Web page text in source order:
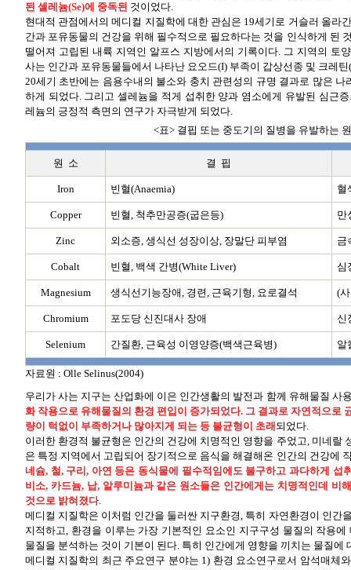
된 셀레늄(Se)에 중독된 것이었다.
현대적 관점에서의 메디컬 지질학에 대한 관심은 19세기로 거슬러 올라
간과 포유동물의 건강을 위해 필수적으로 필요하다는 것을 인식하게 된
떨어져 고립된 내륙 지역인 알프스 지방에서의 기록이다. 그 지역의 토
사는 인간과 포유동물들에서 나타난 요오드(I) 부족이 갑상선종 및 크레
20세기 초반에는 음용수내의 불소와 충치 관련성의 규명 결과로 많은
하게 되었다. 그리고 셀레늄을 적게 섭취한 양과 염소에게 유발된 심근
레늄의 긍정적 측면의 연구가 자극받게 되었다.
<표> 결핍 또는 중도기의 질병을 유발하는
원 소 결 핍
Iron 빈혈(Anaemia) 혈
Copper 빈혈, 척추만공증(굽은등) 만
Zinc 외소증, 생식선 성장이상, 장말단 피부염 금
Cobalt 빈혈, 백색 간병(White Liver) 심
Magnesium 생식선기능장애, 경련, 근육기형, 요로결석 (
Chromium 포도당 신진대사 장애 신
Selenium 간질환, 근육성 이영양증(백색근육병) 알
자료원 : Olle Selinus(2004)
우리가 사는 지구는 산업화에 이은 인간생활의 발전과 함께 유해물질 사
화 작용으로 유해물질의 환경 편입이 증가되었다. 그 결과로 자연적으로
량이 턱없이 부족하거나 많아지게 되는 등 불균형이 초래 되었다.
이러한 환경적 불균형은 인간의 건강에 치명적인 영향을 주었고, 미네랄
은 특정 지역에서 고립되어 장기적으로 음식을 해결해온 인간의 건강에
네슘, 철, 구리, 아연 등은 동식물에 필수적임에도 불구하고 과다하게 섭
비소, 카드늄, 납, 알루미늄과 같은 원소들은 인간에게는 치명적인데 비
것으로 밝혀졌다.
메디컬 지질학은 이처럼 인간을 둘러싼 지구환경, 특히 자연환경이 인간
지적하고, 환경을 이루는 가장 기본적인 요소인 지구구성 물질의 작용
물질을 분석하는 것이 기본이 된다. 특히 인간에게 영향을 끼치는 물질에
메디컬 지질학의 최근 주요연구 분야는 1) 환경 요소연구로서 암석매체